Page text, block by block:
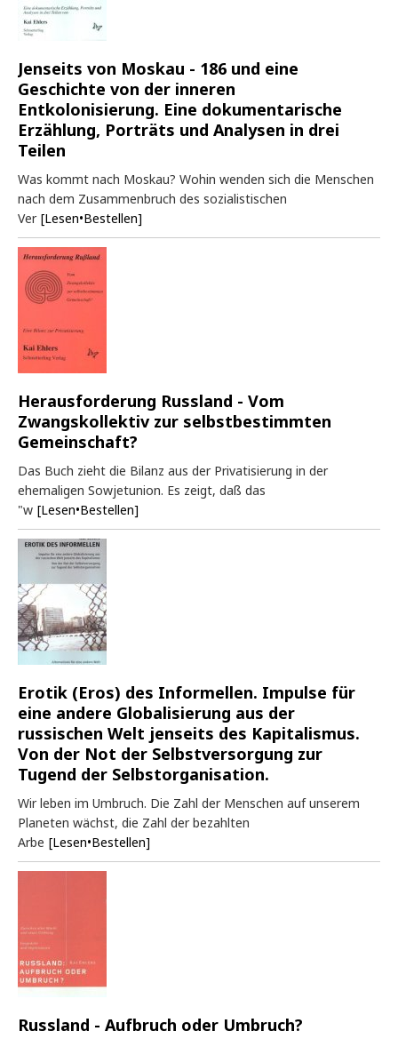
Jenseits von Moskau - 186 und eine
Geschichte von der inneren
Entkolonisierung. Eine dokumentarische
Erzählung, Porträts und Analysen in drei
Teilen
Was kommt nach Moskau? Wohin wenden sich die Menschen
nach dem Zusammenbruch des sozialistischen
Ver [Lesen•Bestellen]
Herausforderung Russland - Vom
Zwangskollektiv zur selbstbestimmten
Gemeinschaft?
Das Buch zieht die Bilanz aus der Privatisierung in der
ehemaligen Sowjetunion. Es zeigt, daß das
"w [Lesen•Bestellen]
Erotik (Eros) des Informellen. Impulse für
eine andere Globalisierung aus der
russischen Welt jenseits des Kapitalismus.
Von der Not der Selbstversorgung zur
Tugend der Selbstorganisation.
Wir leben im Umbruch. Die Zahl der Menschen auf unserem
Planeten wächst, die Zahl der bezahlten
Arbe [Lesen•Bestellen]
Russland - Aufbruch oder Umbruch?